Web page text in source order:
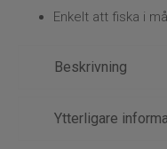
Vinterfiske
Kläder
Trolling
Enkelt att fiska i
Beskrivning
Berkley
Ytterligare